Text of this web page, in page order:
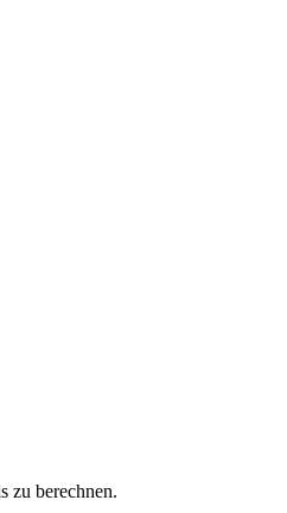
zu berechnen.